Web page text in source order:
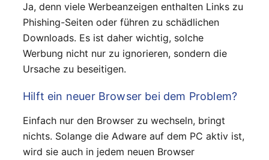
Ja, denn viele Werbeanzeigen enthalten Links zu
Phishing-Seiten oder führen zu schädlichen
Downloads. Es ist daher wichtig, solche
Werbung nicht nur zu ignorieren, sondern die
Ursache zu beseitigen.
Hilft ein neuer Browser bei dem Problem?
Einfach nur den Browser zu wechseln, bringt
nichts. Solange die Adware auf dem PC aktiv ist,
wird sie auch in jedem neuen Browser